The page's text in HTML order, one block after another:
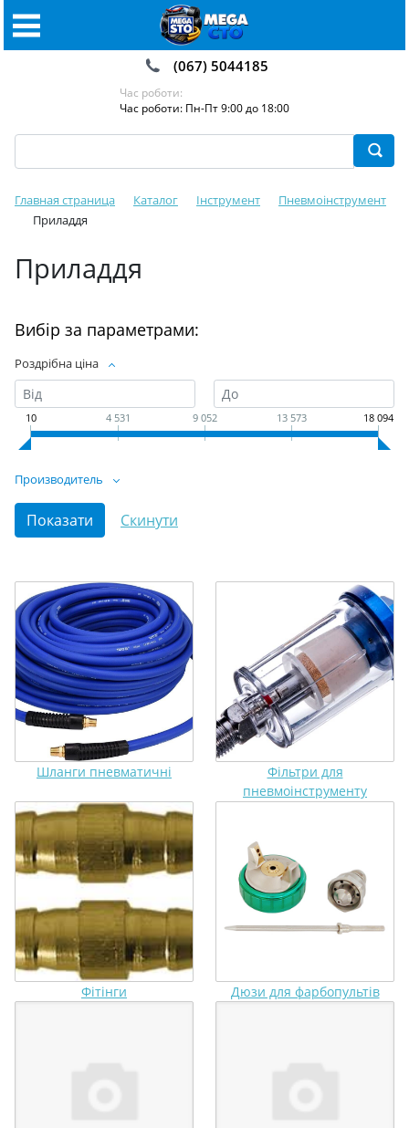
(067) 5044185
Час роботи:
Час роботи: Пн-Пт 9:00 до 18:00
Главная страница Каталог Інструмент
Пневмоінструмент
Приладдя
Приладдя
Вибір за параметрами:
Роздрібна ціна
10 4 531 9 052 13 573 18 094
Производитель
Шланги пневматичні
Фільтри для
пневмоінструменту
Фітінги Дюзи для фарбопультів